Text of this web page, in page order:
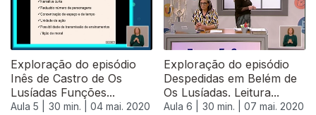
Exploração do episódio
Inês de Castro de Os
Lusíadas Funções...
Aula 5 | 30 min. | 04 mai. 2020
Exploração do episódio
Despedidas em Belém de
Os Lusíadas. Leitura...
Aula 6 | 30 min. | 07 mai. 2020